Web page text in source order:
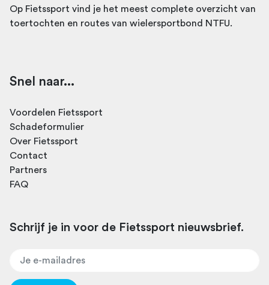
Op Fietssport vind je het meest complete overzicht van
toertochten en routes van wielersportbond NTFU.
Snel naar...
Voordelen Fietssport
Schadeformulier
Over Fietssport
Contact
Partners
FAQ
Schrijf je in voor de Fietssport nieuwsbrief.